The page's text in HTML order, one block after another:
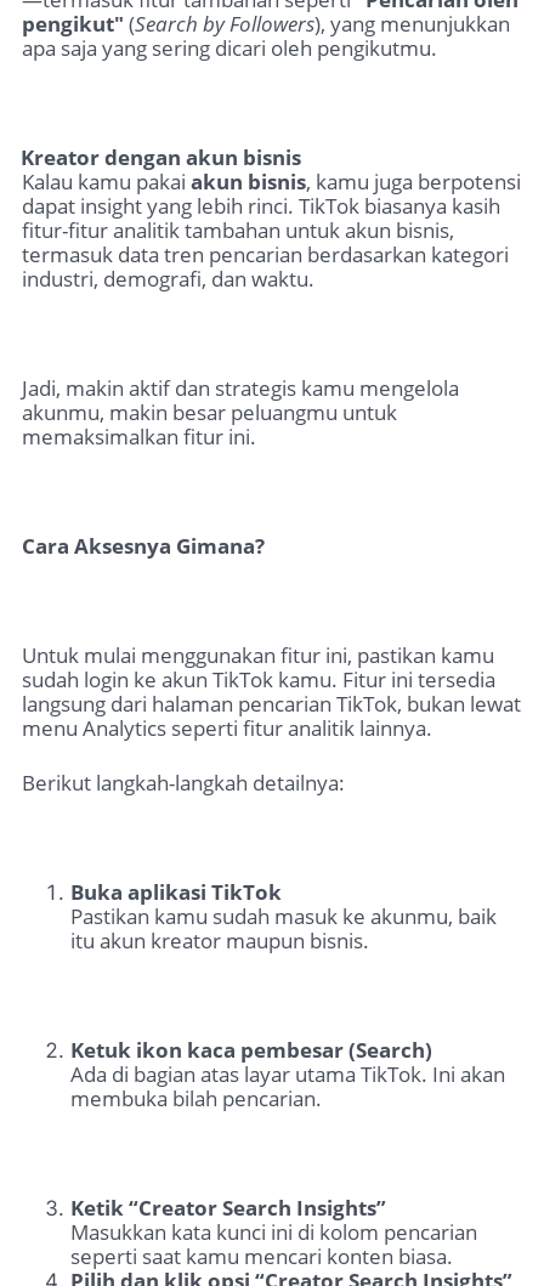
pengikut" (Search by Followers), yang menunjukkan
apa saja yang sering dicari oleh pengikutmu.
Kreator dengan akun bisnis
Kalau kamu pakai akun bisnis, kamu juga berpotensi
dapat insight yang lebih rinci. TikTok biasanya kasih
fitur-fitur analitik tambahan untuk akun bisnis,
termasuk data tren pencarian berdasarkan kategori
industri, demografi, dan waktu.
Jadi, makin aktif dan strategis kamu mengelola
akunmu, makin besar peluangmu untuk
memaksimalkan fitur ini.
Cara Aksesnya Gimana?
Untuk mulai menggunakan fitur ini, pastikan kamu
sudah login ke akun TikTok kamu. Fitur ini tersedia
langsung dari halaman pencarian TikTok, bukan lewat
menu Analytics seperti fitur analitik lainnya.
Berikut langkah-langkah detailnya:
Buka aplikasi TikTok
Pastikan kamu sudah masuk ke akunmu, baik
itu akun kreator maupun bisnis.
Ketuk ikon kaca pembesar (Search)
Ada di bagian atas layar utama TikTok. Ini akan
membuka bilah pencarian.
Ketik “Creator Search Insights”
Masukkan kata kunci ini di kolom pencarian
seperti saat kamu mencari konten biasa.